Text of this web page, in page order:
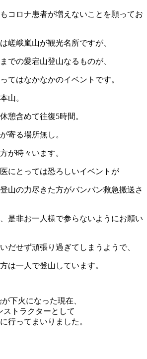
コロナ患者が増えないことを願ってお
嵯峨嵐山が観光名所ですが、
での愛宕山登山なるものが、
てはなかなかのイベントです。
山。
憩含めて往復5時間。
寄る場所無し。
が時々います。
にとっては恐ろしいイベントが
山の力尽きた方がバンバン救急搬送さ
是非お一人様で参らないようにお願い
だせず頑張り過ぎてしまうようで、
は一人で登山しています。
下火になった現在、
ストラクターとして
行ってまいりました。